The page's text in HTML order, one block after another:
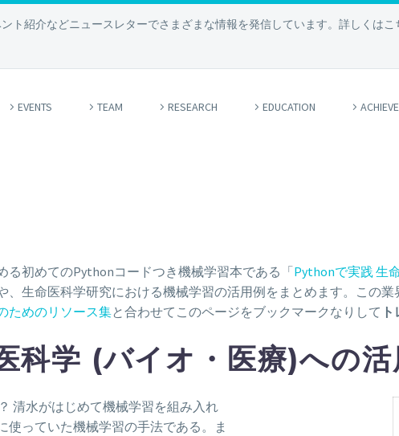
ト紹介などニュースレターでさまざまな情報を発信しています。詳しくは
EVENTS TEAM RESEARCH EDUCATION
る初めてのPythonコードつき機械学習本である「Pythonで実践 生
生命医科学研究における機械学習の活用例をまとめます。この業
ためのリソース集と合わせてこのページをブックマークなりして
科学 (バイオ・医療)への
清水がはじめて機械学習を組み入れ
使っていた機械学習の手法である。ま